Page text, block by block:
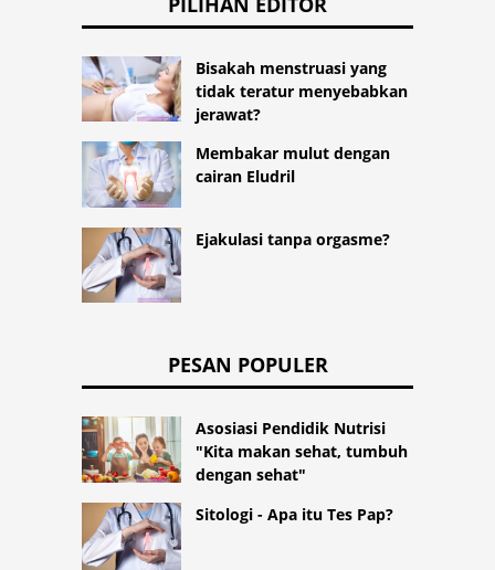
Bisakah menstruasi yang
tidak teratur menyebabkan
jerawat?
Membakar mulut dengan
cairan Eludril
Ejakulasi tanpa orgasme?
PESAN POPULER
Asosiasi Pendidik Nutrisi
"Kita makan sehat, tumbuh
dengan sehat"
Sitologi - Apa itu Tes Pap?